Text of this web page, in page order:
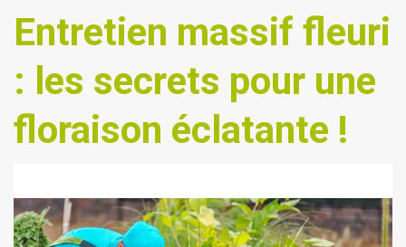
Entretien massif fleuri
: les secrets pour une
floraison éclatante !